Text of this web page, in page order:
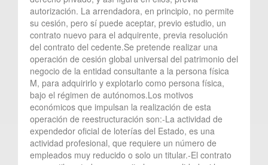
autorización. La arrendadora, en principio, no permite
su cesión, pero sí puede aceptar, previo estudio, un
contrato nuevo para el adquirente, previa resolución
del contrato del cedente.Se pretende realizar una
operación de cesión global universal del patrimonio del
negocio de la entidad consultante a la persona física
M, para adquirirlo y explotarlo como persona física,
bajo el régimen de autónomos.Los motivos
económicos que impulsan la realización de esta
operación de reestructuración son:-La actividad de
expendedor oficial de loterías del Estado, es una
actividad profesional, que requiere un número de
empleados muy reducido o solo un titular.-El contrato